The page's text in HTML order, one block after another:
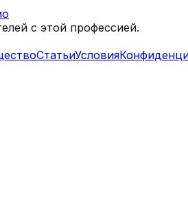
с этой профессией.
СтатьиУсловия